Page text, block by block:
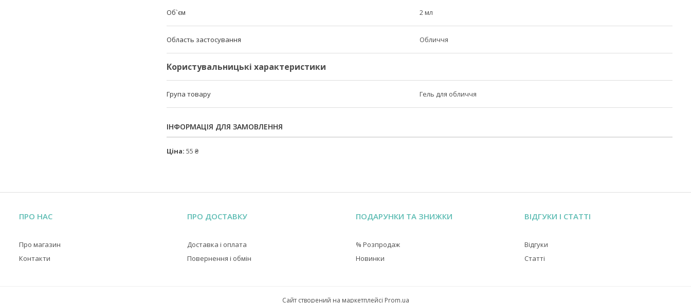
Об`єм 2 мл
Область застосування Обличчя
Користувальницькі характеристики
Група товару Гель для обличчя
ІНФОРМАЦІЯ ДЛЯ ЗАМОВЛЕННЯ
Ціна: 55 ₴
ПРО НАС
Про магазин
Контакти
ПРО ДОСТАВКУ
Доставка і оплата
Повернення і обмін
ПОДАРУНКИ ТА ЗНИЖКИ
% Розпродаж
Новинки
ВІДГУКИ І СТАТТІ
Відгуки
Статті
Сайт створений на маркетплейсі Prom.ua